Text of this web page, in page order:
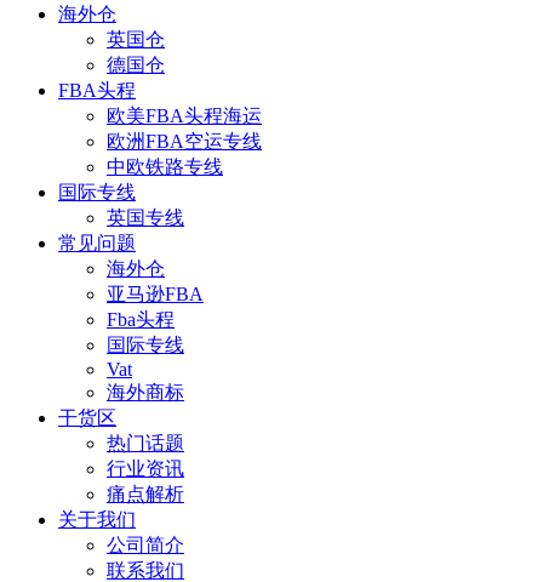
海外仓
英国仓
德国仓
FBA头程
欧美FBA头程海运
欧洲FBA空运专线
中欧铁路专线
国际专线
英国专线
常见问题
海外仓
亚马逊FBA
Fba头程
国际专线
Vat
海外商标
干货区
热门话题
行业资讯
痛点解析
关于我们
公司简介
联系我们